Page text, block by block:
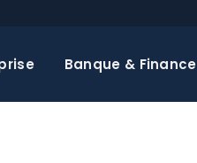
Banque & Finance